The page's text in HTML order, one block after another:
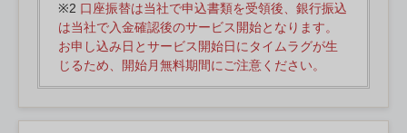
※2 口座振替は当社で申込書類を受領後、銀行振込
は当社で入金確認後のサービス開始となります。
お申し込み日とサービス開始日にタイムラグが生
じるため、開始月無料期間にご注意ください。